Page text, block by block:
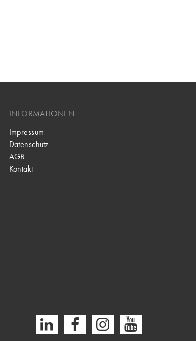
INFORMATIONEN
Impressum
Datenschutz
AGB
Kontakt